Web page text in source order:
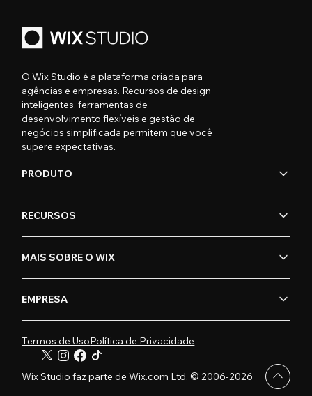
O Wix Studio é a plataforma criada para
agências e empresas. Recursos de design
inteligentes, ferramentas de
desenvolvimento flexíveis e gestão de
negócios simplificada permitem que você
supere expectativas.
PRODUTO
RECURSOS
MAIS SOBRE O WIX
EMPRESA
Termos de UsoPolítica de Privacidade
Wix Studio faz parte de Wix.com Ltd. © 2006-2026